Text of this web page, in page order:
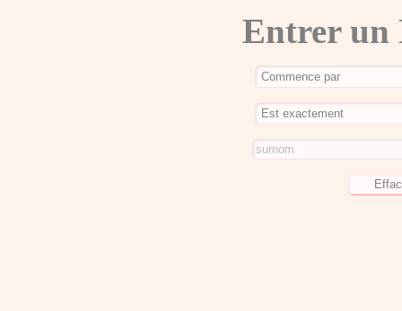
Entrer un